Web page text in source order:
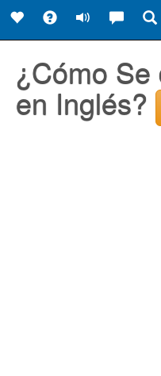
¿Cómo
en Inglés?